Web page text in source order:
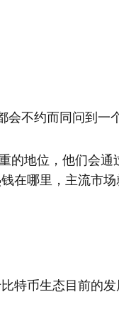
不约而同问到一
的地位，他们会
在哪里，主流市
特币生态目前的